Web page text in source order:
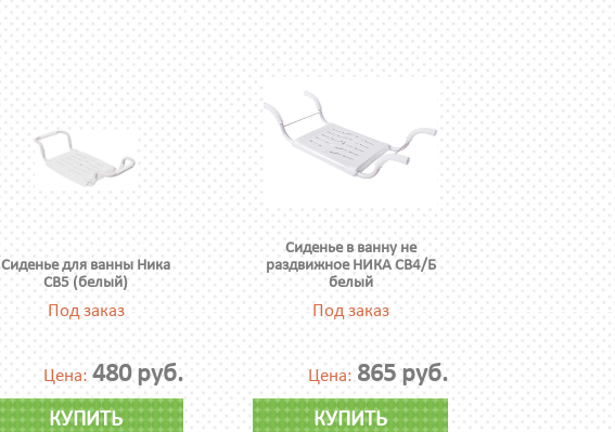
Сиденье для ванны Ника
СВ5 (белый)
Под заказ
Цена: 480 руб.
КУПИТЬ
Сиденье в ванну не
раздвижное НИКА СВ4/Б
белый
Под заказ
Цена: 865 руб.
КУПИТЬ